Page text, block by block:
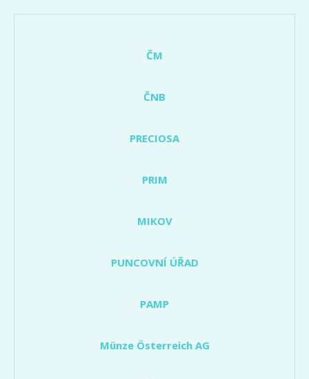
ČM
ČNB
PRECIOSA
PRIM
MIKOV
PUNCOVNÍ ÚŘAD
PAMP
Münze Österreich AG